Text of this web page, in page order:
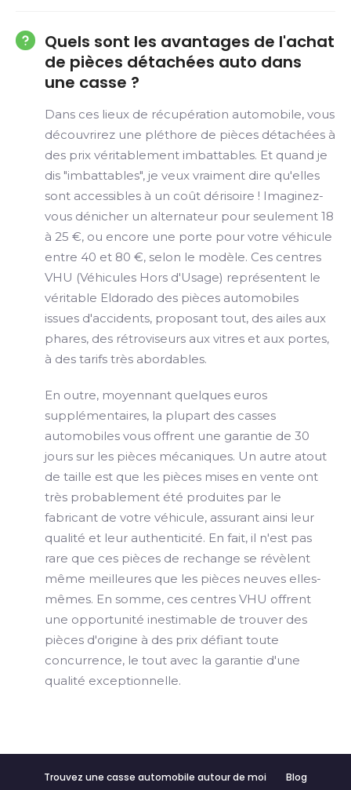
Quels sont les avantages de l'achat
de pièces détachées auto dans
une casse ?
Dans ces lieux de récupération automobile, vous
découvrirez une pléthore de pièces détachées à
des prix véritablement imbattables. Et quand je
dis "imbattables", je veux vraiment dire qu'elles
sont accessibles à un coût dérisoire ! Imaginez-
vous dénicher un alternateur pour seulement 18
à 25 €, ou encore une porte pour votre véhicule
entre 40 et 80 €, selon le modèle. Ces centres
VHU (Véhicules Hors d'Usage) représentent le
véritable Eldorado des pièces automobiles
issues d'accidents, proposant tout, des ailes aux
phares, des rétroviseurs aux vitres et aux portes,
à des tarifs très abordables.
En outre, moyennant quelques euros
supplémentaires, la plupart des casses
automobiles vous offrent une garantie de 30
jours sur les pièces mécaniques. Un autre atout
de taille est que les pièces mises en vente ont
très probablement été produites par le
fabricant de votre véhicule, assurant ainsi leur
qualité et leur authenticité. En fait, il n'est pas
rare que ces pièces de rechange se révèlent
même meilleures que les pièces neuves elles-
mêmes. En somme, ces centres VHU offrent
une opportunité inestimable de trouver des
pièces d'origine à des prix défiant toute
concurrence, le tout avec la garantie d'une
qualité exceptionnelle.
Trouvez une casse automobile autour de moi
Blog